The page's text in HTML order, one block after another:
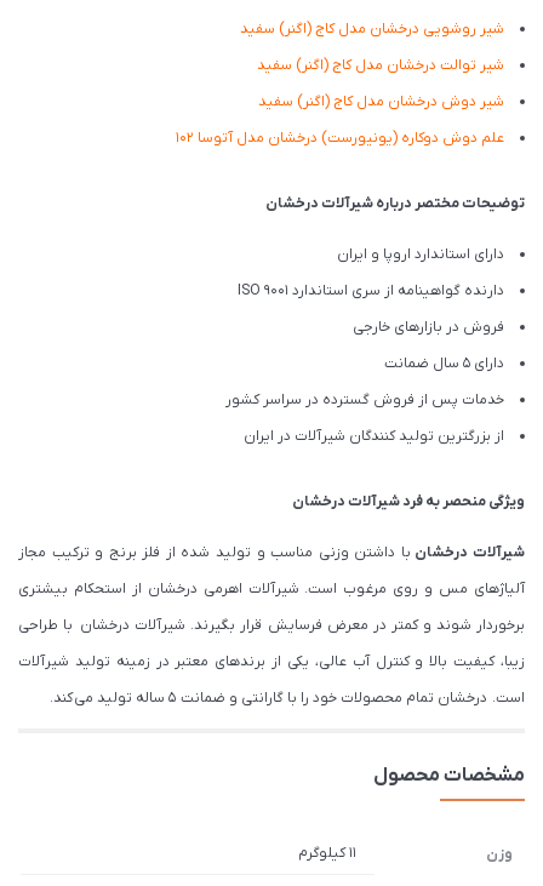
شیر روشویی درخشان مدل کاج (اگنر) سفید
شیر توالت درخشان مدل کاج (اگنر) سفید
شیر دوش درخشان مدل کاج (اگنر) سفید
علم دوش دوکاره (یونیورست) درخشان مدل آتوسا 102
توضیحات مختصر درباره شیرآلات درخشان
دارای استاندارد اروپا و ایران
دارنده گواهینامه از سری استاندارد ISO 9001
فروش در بازارهای خارجی
دارای 5 سال ضمانت
خدمات پس از فروش گسترده در سراسر کشور
از بزرگترین تولید کنندگان شیرآلات در ایران
ویژگی منحصر به فرد شیرآلات درخشان
شیرآلات درخشان با داشتن وزنی مناسب و تولید شده از فلز برنج و ترکیب مجاز
آلیاژهای مس و روی مرغوب است. شیرآلات اهرمی درخشان از استحکام بیشتری
برخوردار شوند و کمتر در معرض فرسایش قرار بگیرند. شیرآلات درخشان با طراحی
زیبا، کیفیت بالا و کنترل آب عالی، یکی از برندهای معتبر در زمینه تولید شیرآلات
است. درخشان تمام محصولات خود را با گارانتی و ضمانت 5 ساله تولید می کند.
مشخصات محصول
وزن 11 کیلوگرم